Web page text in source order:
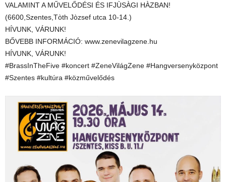
VALAMINT A MŰVELŐDÉSI ÉS IFJÙSÀGI HÀZBAN!
(6600,Szentes,Tòth Jòzsef utca 10-14.)
HÍVUNK, VÁRUNK!
BŐVEBB INFORMÁCIÓ: www.zenevilagzene.hu
HÍVUNK, VÁRUNK!
#BrassInTheFive #koncert #ZeneVilágZene #Hangversenyközpont
#Szentes #kultúra #közművelődés